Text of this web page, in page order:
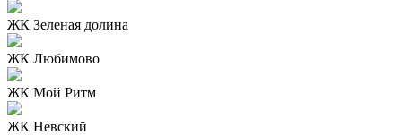
ЖК Зеленая долина
ЖК Любимово
ЖК Мой Ритм
ЖК Невский